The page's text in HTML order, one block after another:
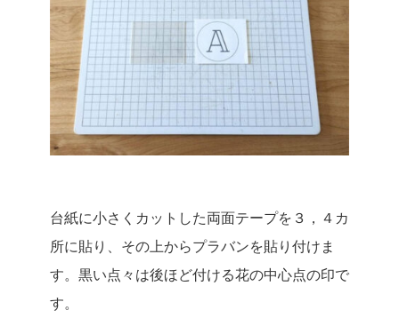
台紙に小さくカットした両面テープを３，４カ
所に貼り、その上からプラバンを貼り付けま
す。黒い点々は後ほど付ける花の中心点の印で
す。